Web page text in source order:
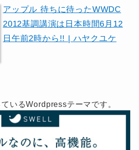
アップル 待ちに待ったWWDC
2012基調講演は日本時間6月12
日午前2時から!! | ハヤクユケ
いるWordpressテーマです。